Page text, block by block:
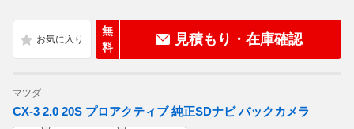
無
料
見積もり・在庫確認
マツダ
CX-3 2.0 20S プロアクティブ 純正SDナビ バックカメラ